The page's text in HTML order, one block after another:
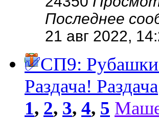
Последнее
21 авг 2022,
✅СП9:
Раздача! Раздача
1, 2, 3, 4, 5